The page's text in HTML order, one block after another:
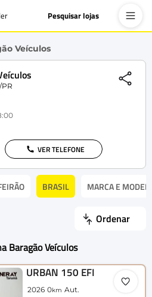
Pesquisar lojas
Veículos
VER TELEFONE
BRASIL MARCA E
Ordenar
Baragão Veículos
URBAN 150 EFI
2026 0km Aut.